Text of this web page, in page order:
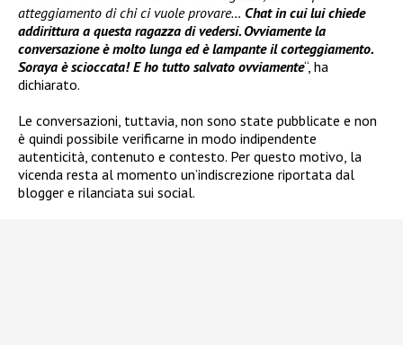
atteggiamento di chi ci vuole provare… Chat in cui lui chiede
addirittura a questa ragazza di vedersi. Ovviamente la
conversazione è molto lunga ed è lampante il corteggiamento.
Soraya è scioccata! E ho tutto salvato ovviamente“, ha
dichiarato.
Le conversazioni, tuttavia, non sono state pubblicate e non
è quindi possibile verificarne in modo indipendente
autenticità, contenuto e contesto. Per questo motivo, la
vicenda resta al momento un’indiscrezione riportata dal
blogger e rilanciata sui social.